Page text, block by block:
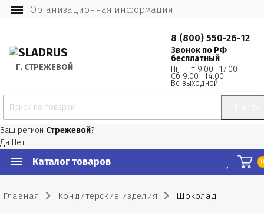
Организационная информация
Г. СТРЕЖЕВОЙ
8 (800) 550-26-12
Звонок по РФ
бесплатный
Пн—Пт 9:00—17:00
Сб 9:00—14:00
Вс выходной
Ваш регион Стрежевой?
Да Нет
Каталог товаров
Главная Кондитерские изделия Шоколад